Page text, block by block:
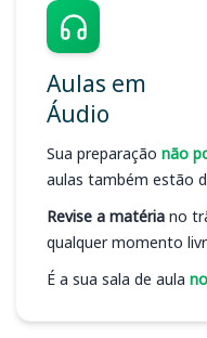
Aulas em
Áudio
Sua preparação não
aulas também estão
Revise a matéria no
qualquer momento
É a sua sala de aula